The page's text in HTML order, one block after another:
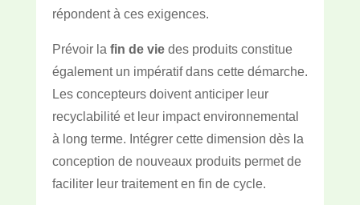
répondent à ces exigences.
Prévoir la fin de viedes produits constitue
également un impératif dans cette démarche.
Les concepteurs doivent anticiper leur
recyclabilité et leur impact environnemental
à long terme. Intégrer cette dimension dès la
conception de nouveaux produits permet de
faciliter leur traitement en fin de cycle.